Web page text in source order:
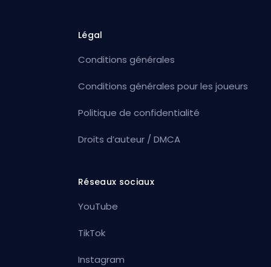
Légal
Conditions générales
Conditions générales pour les joueurs
Politique de confidentialité
Droits d’auteur / DMCA
Réseaux sociaux
YouTube
TikTok
Instagram